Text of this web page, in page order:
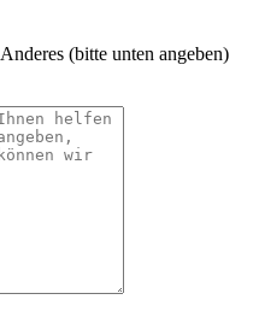
Anderes (bitte unten angeben)